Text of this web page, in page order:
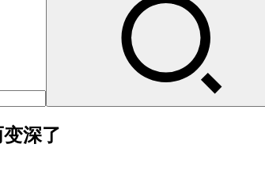
深了